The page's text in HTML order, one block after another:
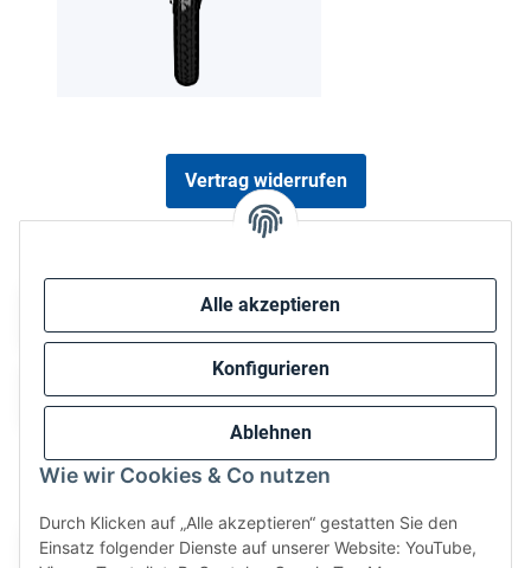
Alle akzeptieren
Konfigurieren
Ablehnen
Wie wir Cookies & Co nutzen
Durch Klicken auf „Alle akzeptieren“ gestatten Sie den
Einsatz folgender Dienste auf unserer Website: YouTube,
Vertrag widerrufen
Wir versenden via: